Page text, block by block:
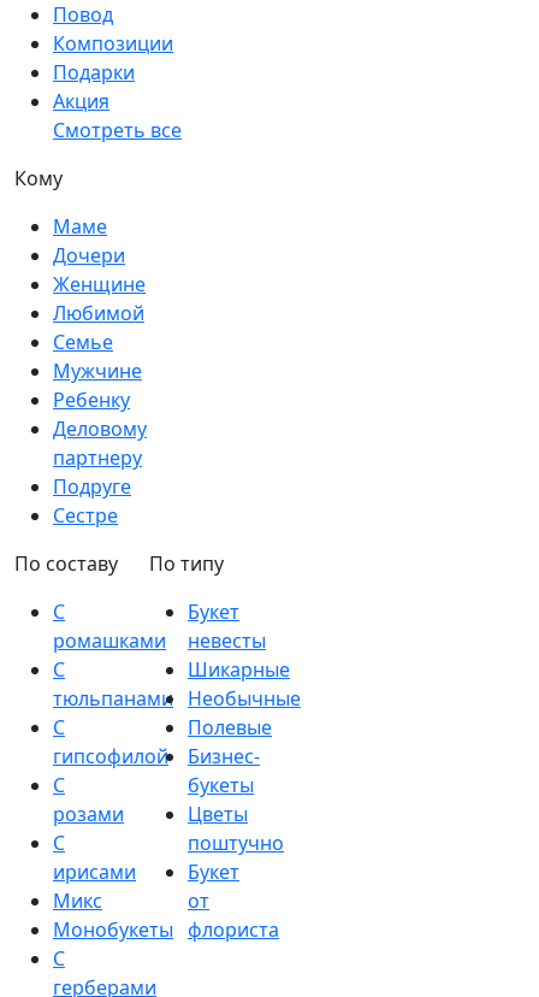
Повод
Композиции
Подарки
Акция
Смотреть все
Кому
Маме
Дочери
Женщине
Любимой
Семье
Мужчине
Ребенку
Деловому
партнеру
Подруге
Сестре
По составу
С
ромашками
С
тюльпанами
С
гипсофилой
С
розами
С
ирисами
Микс
Монобукеты
С
герберами
По типу
Букет
невесты
Шикарные
Необычные
Полевые
Бизнес-
букеты
Цветы
поштучно
Букет
от
флориста